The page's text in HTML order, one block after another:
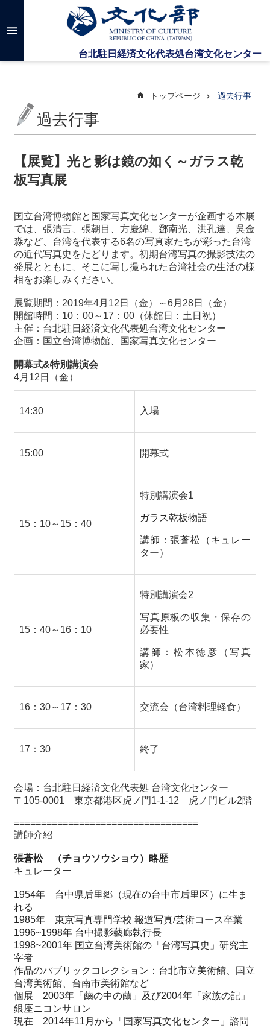
メインのコンテンツブロックにジャンプします
高
検
台
セ
ー
に
つ
い
て
最
新
情
報
申
込
行
台
ッ
トップページ 過去行事
過去行事
【展覧】光と影は鏡の如く～ガラス乾
板写真展
国立台湾博物館と国家写真文化センターが企画する本展
では、張清言、張朝目、方慶綿、鄧南光、洪孔達、吳金
淼など、台湾を代表する6名の写真家たちが彩った台湾
の近代写真史をたどります。初期台湾写真の撮影技法の
発展とともに、そこに写し撮られた台湾社会の生活の様
相をお楽しみください。
展覧期間： 2019年4月 12 日（金） ～6月 28日（金）
開館時間： 10 ： 00～ 17 ： 00 （休館日：土日祝）
主催：台北駐日経済文化代表処台湾文化センター
企画：国立台湾博物館、国家写真文化センター
開幕式&特別講演会
4月 12 日（金）
14:30 入場
15:00 開幕式
15 ： 10～ 15 ： 40
特別講演会1
ガラス乾板物語
講師：張蒼松（キュレー
ター）
15 ： 40～ 16 ： 10
特別講演会2
写真原板の収集・保存の
必要性
講師： 松本徳彦
（写真
家）
16 ： 30～ 17 ： 30 交流会（台湾料理軽食）
17 ： 30 終了
会場：台北駐日経済文化代表処 台湾文化センター
〒 105-0001 東京都港区虎ノ門1-1-12 虎ノ門ビル2階
==================================
講師介紹
張蒼松 （チョウソウショウ）略歴
キュレーター
1954年 台中県后里郷（現在の台中市后里区）に生ま
れる
1985年 東京写真専門学校 報道写真/芸術コース卒業
1996~1998年 台中撮影藝廊執行長
1998~2001年 国立台湾美術館の「台湾写真史」研究主
宰者
作品のパブリックコレクション：台北市立美術館、国立
台湾美術館、台南市美術館など
個展 2003年「繭の中の繭」及び2004年「家族の記」
銀座ニコンサロン
現在 2014年11 月から「国家写真文化センター」諮問